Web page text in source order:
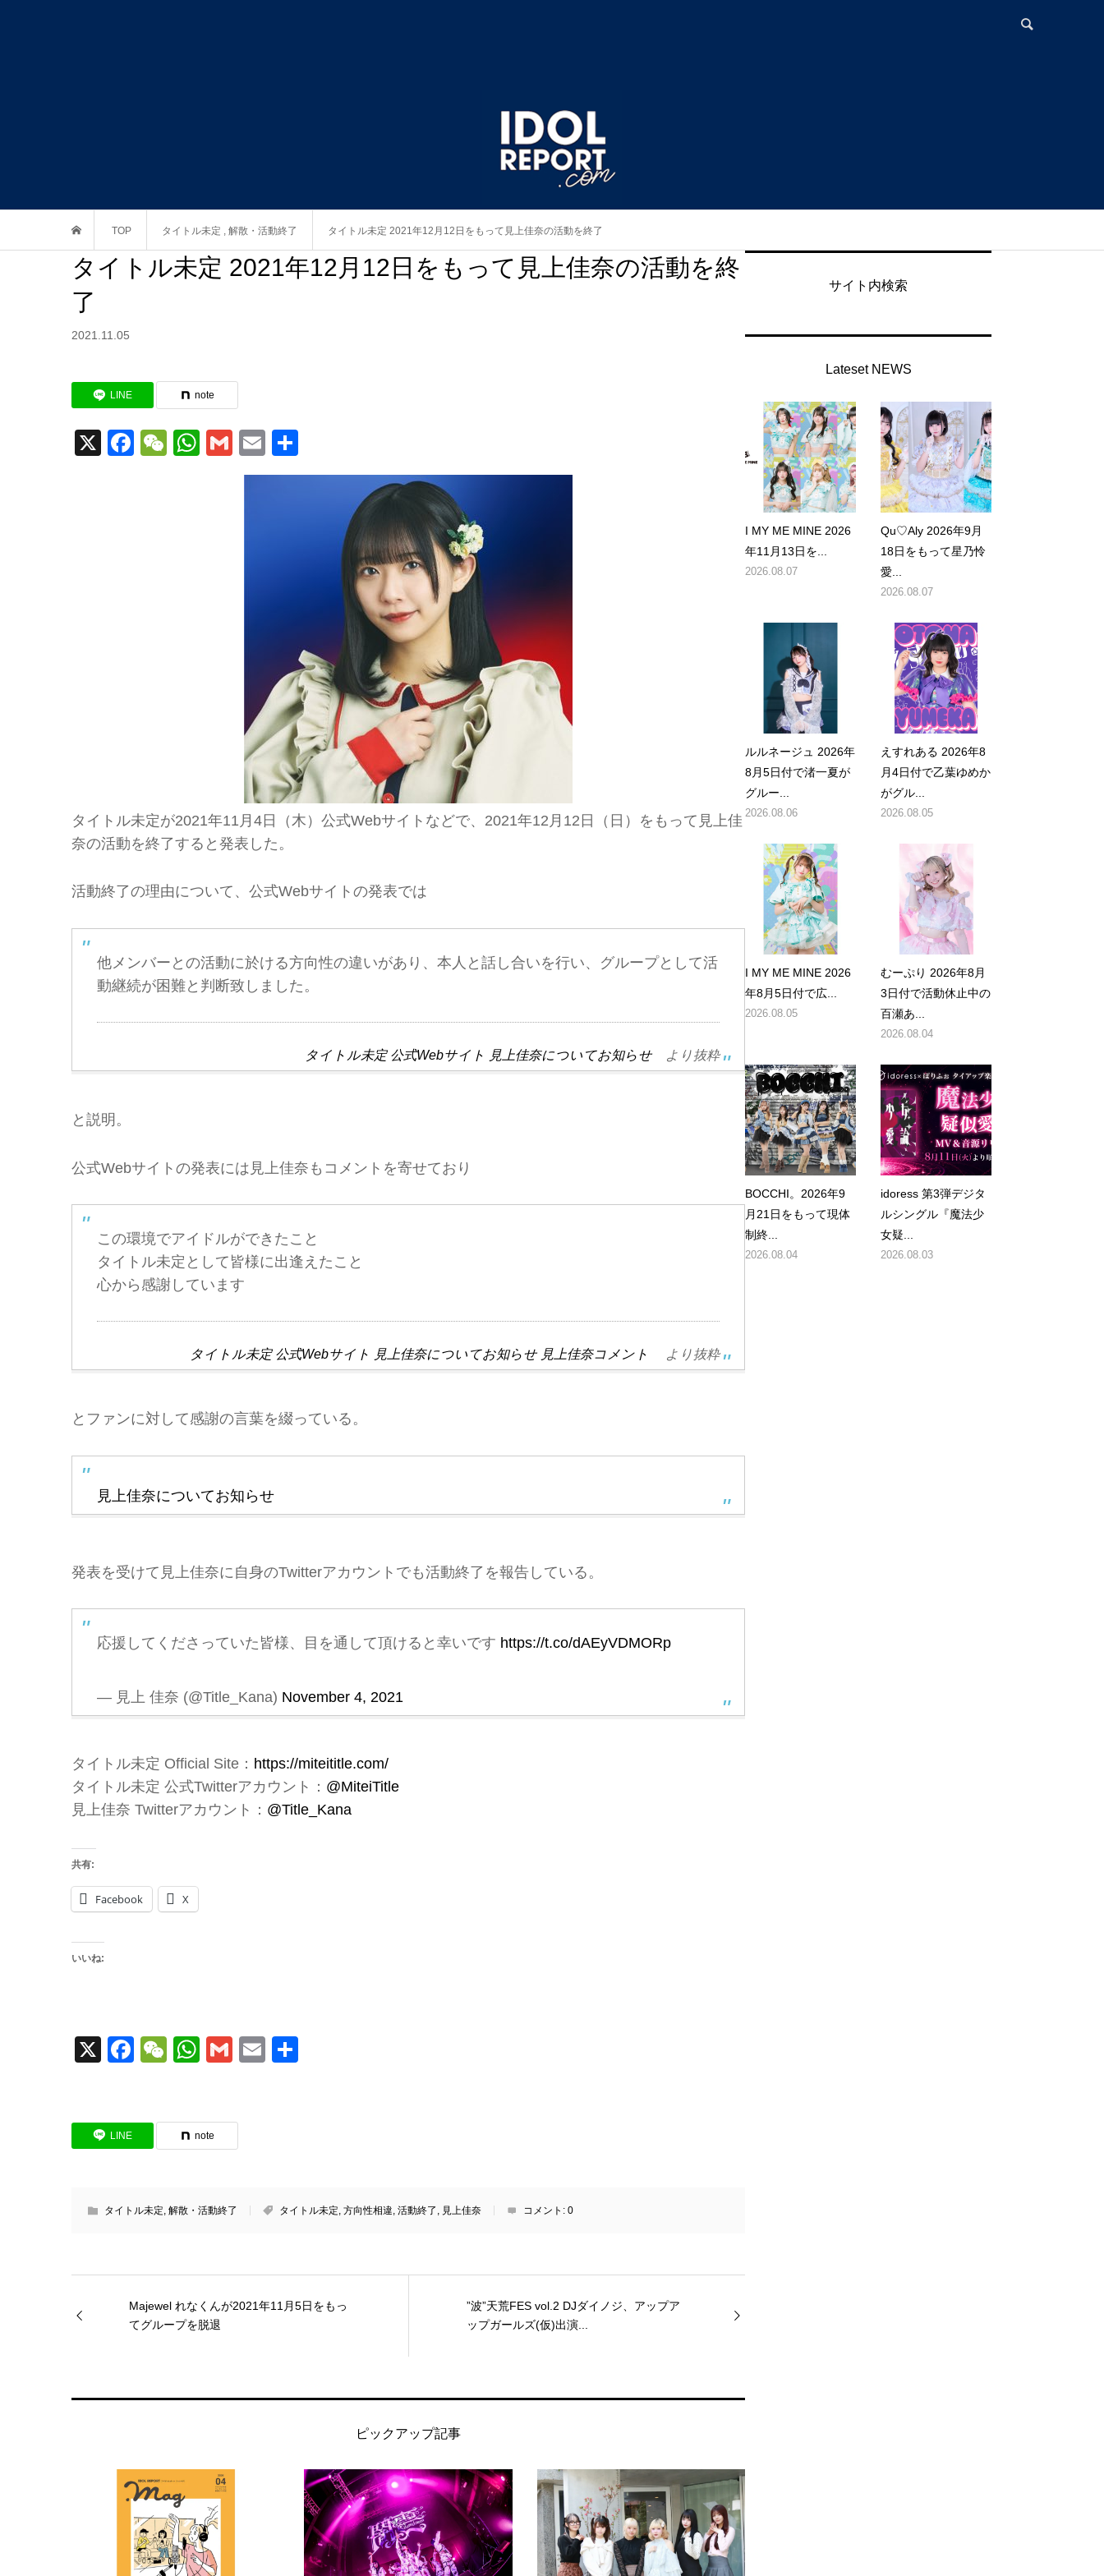
TOP タイトル未定 , 解散・活動終了 タイトル未定 2021年12月12日をもって見上佳奈の活動を終了
タイトル未定 2021年12月12日をもって見上佳奈の活動を終
了
2021.11.05
LINE note
X Facebook
WeChat
WhatsApp
GmailEmail
有
タイトル未定が2021年11月4日（木）公式Webサイトなどで、2021年12月12日（日）をもって見上佳
奈の活動を終了すると発表した。
活動終了の理由について、公式Webサイトの発表では
他メンバーとの活動に於ける方向性の違いがあり、本人と話し合いを行い、グループとして活
動継続が困難と判断致しました。
タイトル未定 公式Webサイト 見上佳奈についてお知らせより抜粋
と説明。
公式Webサイトの発表には見上佳奈もコメントを寄せており
この環境でアイドルができたこと
タイトル未定として皆様に出逢えたこと
心から感謝しています
タイトル未定 公式Webサイト 見上佳奈についてお知らせ 見上佳奈コメント より抜粋
とファンに対して感謝の言葉を綴っている。
見上佳奈についてお知らせ
発表を受けて見上佳奈に自身のTwitterアカウントでも活動終了を報告している。
応援してくださっていた皆様、目を通して頂けると幸いです https://t.co/dAEyVDMORp
— 見上 佳奈 (@Title_Kana) November 4, 2021
タイトル未定 Official Site： https://miteititle.com/
タイトル未定 公式Twitterアカウント： @MiteiTitle
見上佳奈 Twitterアカウント： @Title_Kana
共有:
Facebook X
いいね:
X Facebook
WeChat
WhatsApp
GmailEmail
LINE note
タイトル未定, 解散・活動終了 タイトル未定, 方向性相違, 活動終了 , 見上佳奈 コメント: 0
Majewel れなくんが2021年11月5日をもっ
てグループを脱退
”波”天荒FES vol.2 DJダイノジ、アップア
ップガールズ(仮)出演...
ピックアップ記事
サイト内検索
Lateset NEWS
I MY ME MINE 2026
年11月13日を...
2026.08.07
Qu♡Aly 2026年9月
18日をもって星乃怜
愛...
2026.08.07
ルルネージュ 2026年
8月5日付で渚一夏が
グルー...
2026.08.06
えすれある 2026年8
月4日付で乙葉ゆめか
がグル...
2026.08.05
I MY ME MINE 2026
年8月5日付で広...
2026.08.05
むーぷり 2026年8月
3日付で活動休止中の
百瀬あ...
2026.08.04
BOCCHI。2026年9
月21日をもって現体
制終...
2026.08.04
idoress 第3弾デジタ
ルシングル『魔法少
女疑...
2026.08.03